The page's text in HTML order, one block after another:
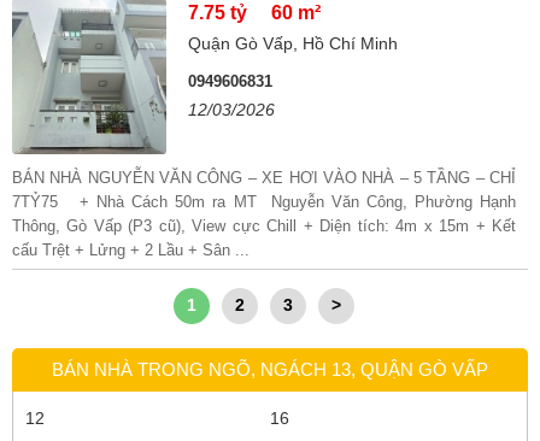
7.75 tỷ
60 m²
Quận Gò Vấp, Hồ Chí Minh
0949606831
12/03/2026
BÁN NHÀ NGUYỄN VĂN CÔNG – XE HƠI VÀO NHÀ – 5 TẦNG – CHỈ
7TỶ75 + Nhà Cách 50m ra MT Nguyễn Văn Công, Phường Hạnh
Thông, Gò Vấp (P3 cũ), View cực Chill + Diện tích: 4m x 15m + Kết
cấu Trệt + Lửng + 2 Lầu + Sân ...
1 2 3 >
BÁN NHÀ TRONG NGÕ, NGÁCH 13, QUẬN GÒ VẤP
12
16